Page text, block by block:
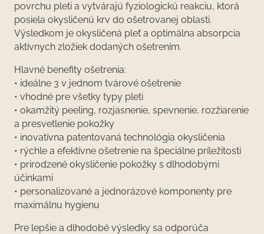
povrchu pleti a vytvárajú fyziologickú reakciu, ktorá
posiela okysličenú krv do ošetrovanej oblasti.
Výsledkom je okysličená pleť a optimálna absorpcia
aktívnych zložiek dodaných ošetrením.
Hlavné benefity ošetrenia:
• ideálne 3 v jednom tvárové ošetrenie
• vhodné pre všetky typy pleti
• okamžitý peeling, rozjasnenie, spevnenie, rozžiarenie
a presvetlenie pokožky
• inovatívna patentovaná technológia okysličenia
• rýchle a efektívne ošetrenie na špeciálne príležitosti
• prirodzené okysličenie pokožky s dlhodobými
účinkami
• personalizované a jednorázové komponenty pre
maximálnu hygienu
Pre lepšie a dlhodobé výsledky sa odporúča